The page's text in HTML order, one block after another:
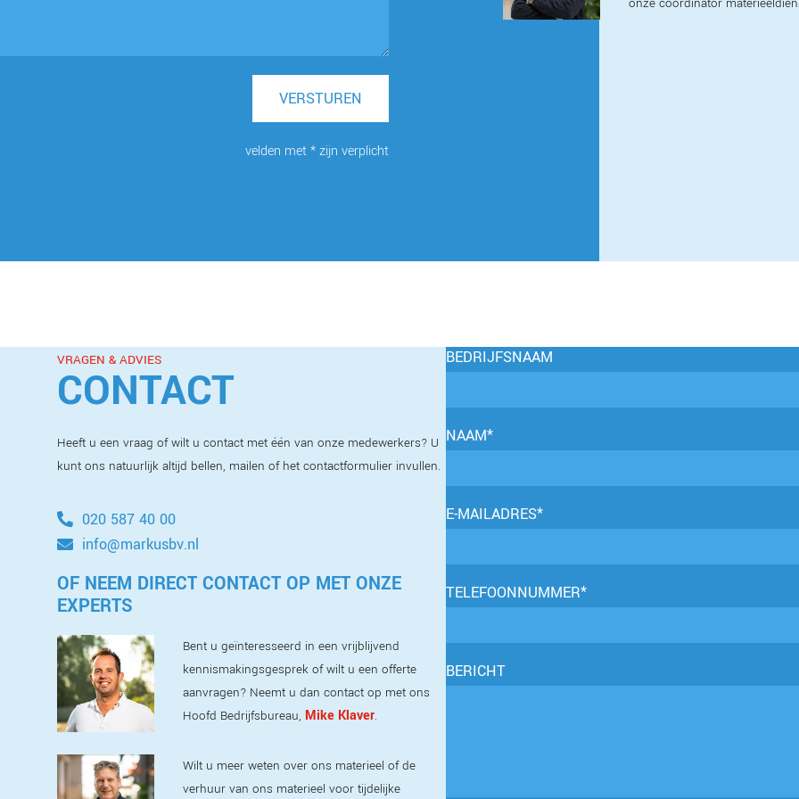
VERSTUREN
velden met * zijn verplicht
VRAGEN & ADVIES
CONTACT
Heeft u een vraag of wilt u contact met één van onze medewerkers? U
kunt ons natuurlijk altijd bellen, mailen of het contactformulier invullen.
020 587 40 00
info@markusbv.nl
OF NEEM DIRECT CONTACT OP MET ONZE
EXPERTS
Bent u geïnteresseerd in een vrijblijvend
kennismakingsgesprek of wilt u een offerte
aanvragen? Neemt u dan contact op met ons
Hoofd Bedrijfsbureau, Mike Klaver.
Wilt u meer weten over ons materieel of de
verhuur van ons materieel voor tijdelijke
BEDRIJFSNAAM
NAAM*
E-MAILADRES*
TELEFOONNUMMER*
BERICHT